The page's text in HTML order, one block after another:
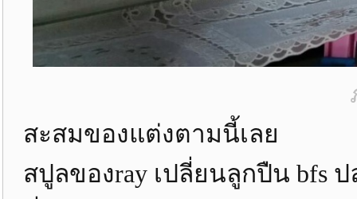
สะสมของแต่งตามนี้เลย
สปูลของray เปลี่ยนลูกปืน bfs ป